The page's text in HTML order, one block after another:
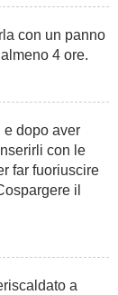
con un panno
4 ore.
e dopo aver
con le
far fuoriuscire
il
a